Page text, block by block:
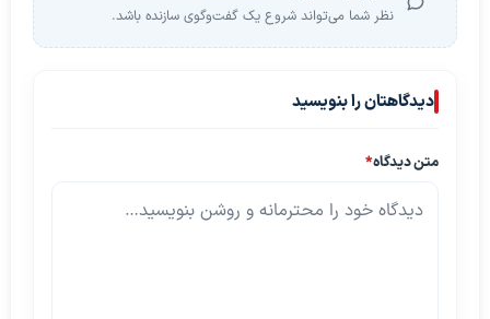
نظر شما می‌تواند شروع یک گفت‌وگوی سازنده باشد.
دیدگاهتان را بنویسید
متن دیدگاه*